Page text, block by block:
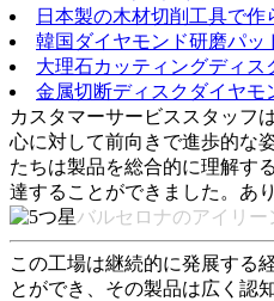
日本製の木材切削工具で作
韓国ダイヤモンド研磨パッ
大理石カッティングディス
金属切断ディスクダイヤモ
カスタマーサービススタッフ
心に対して前向きで進歩的な
たちは製品を総合的に理解す
達することができました。あ
バルセロナのアイリー
この工場は継続的に発展する
とができ、その製品は広く認